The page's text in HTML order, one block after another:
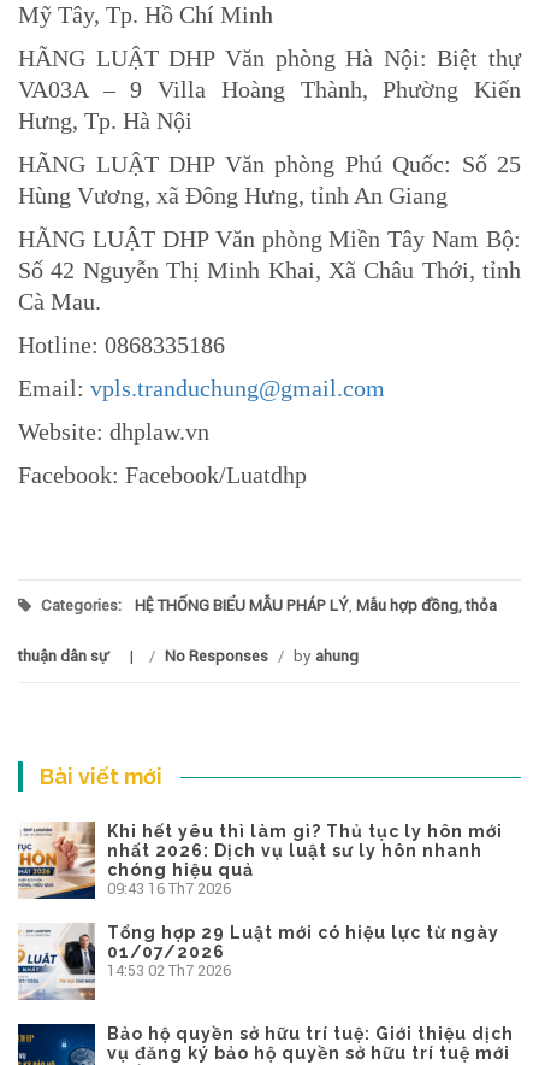
Mỹ Tây, Tp. Hồ Chí Minh
HÃNG LUẬT DHP Văn phòng Hà Nội: Biệt thự
VA03A – 9 Villa Hoàng Thành, Phường Kiến
Hưng, Tp. Hà Nội
HÃNG LUẬT DHP Văn phòng Phú Quốc: Số 25
Hùng Vương, xã Đông Hưng, tỉnh An Giang
HÃNG LUẬT DHP Văn phòng Miền Tây Nam Bộ:
Số 42 Nguyễn Thị Minh Khai, Xã Châu Thới, tỉnh
Cà Mau.
Hotline: 0868335186
Email: vpls.tranduchung@gmail.com
Website: dhplaw.vn
Facebook: Facebook/Luatdhp
Categories: HỆ THỐNG BIỂU MẪU PHÁP LÝ, Mẫu hợp đồng, thỏa
thuận dân sự / No Responses / by ahung
Bài viết mới
Khi hết yêu thì làm gì? Thủ tục ly hôn mới
nhất 2026: Dịch vụ luật sư ly hôn nhanh
chóng hiệu quả
09:43 16 Th7 2026
Tổng hợp 29 Luật mới có hiệu lực từ ngày
01/07/2026
14:53 02 Th7 2026
Bảo hộ quyền sở hữu trí tuệ: Giới thiệu dịch
vụ đăng ký bảo hộ quyền sở hữu trí tuệ mới